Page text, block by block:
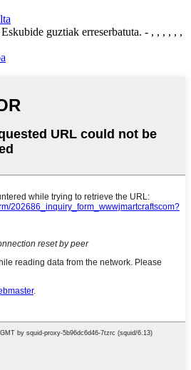
guztiak erreserbatuta. - , , , , , ,